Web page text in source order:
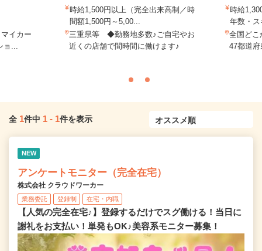
イカー
...
時給1,500円以上（完全出来高制／時
間額1,500円～5,00...
三重県等 ◆勤務地多数♪ご自宅やお
近くの店舗で間時間に働けます♪
時給
年数・
全国どこ
47都道
全 1件中 1 - 1件を表示
NEW
アンケートモニター（完全在宅）
株式会社 クラウドワーカー
業務委託 登録制 在宅・内職
【人気の完全在宅♪】登録するだけでスグ働ける！当日に
謝礼をお支払い！単発もOK♪美容系モニター募集！